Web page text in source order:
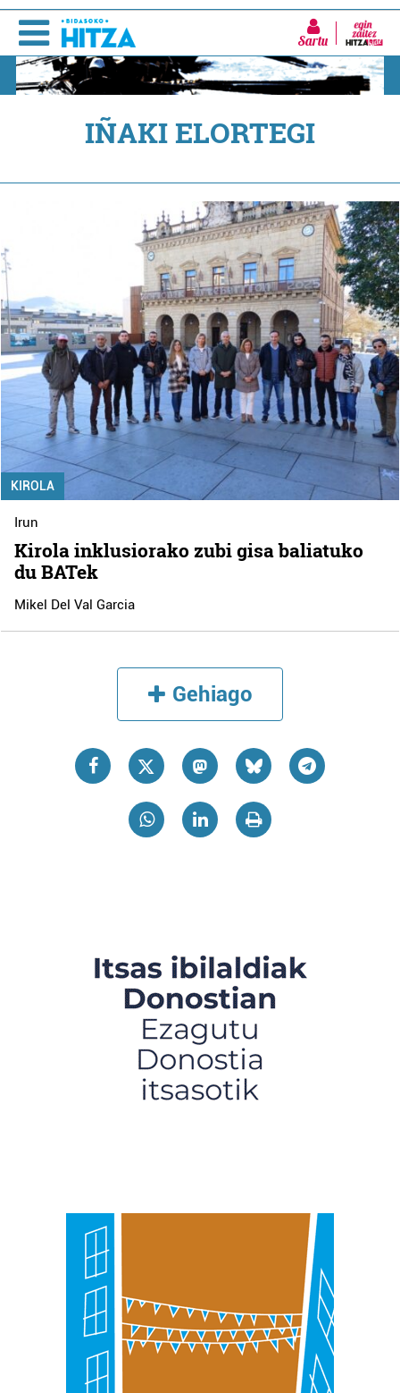
Sartu
IÑAKI ELORTEGI
KIROLA
Irun
Kirola inklusiorako zubi gisa baliatuko
du BATek
Mikel Del Val Garcia
Gehiago